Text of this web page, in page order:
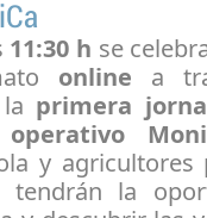
11:30 h se
online a
la primera
y agricultores
la